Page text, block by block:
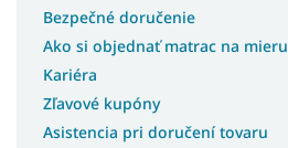
Bezpečné doručenie
Ako si objednať matrac na mieru
Kariéra
Zľavové kupóny
Asistencia pri doručení tovaru